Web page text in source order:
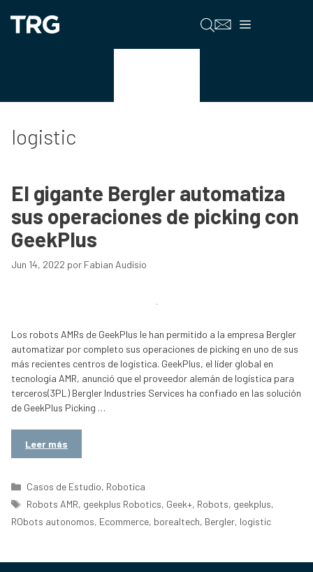
contenido
Menú
logistic
El gigante Bergler automatiza
sus operaciones de picking con
GeekPlus
Jun 14, 2022 por Fabian Audisio
Los robots AMRs de GeekPlus le han permitido a la empresa Bergler
automatizar por completo sus operaciones de picking en uno de sus
más recientes centros de logística. GeekPlus, el líder global en
tecnología AMR, anunció que el proveedor alemán de logística para
terceros(3PL) Bergler Industries Services ha confiado en las solución
de GeekPlus Picking …
Leer más
Categorías
Casos de Estudio, Robotica
Etiquetas
Robots AMR, geekplus Robotics, Geek+, Robots, geekplus,
RObots autonomos, Ecommerce, borealtech, Bergler, logistic